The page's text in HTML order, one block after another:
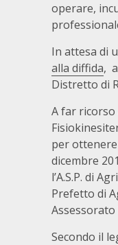
operare,
In attesa di
alla diffida,
Distretto di
A far ricorso
per
dicembre
l’A.S.P. di
Prefetto di
Assessorato
Secondo il